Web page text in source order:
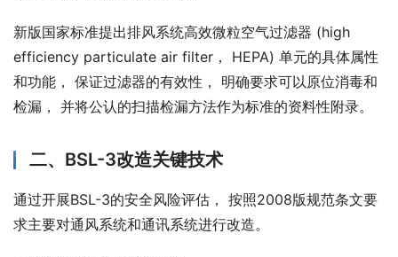
新版国家标准提出排风系统高效微粒空气过滤器 (high
efficiency particulate air filter， HEPA) 单元的具体属性
和功能， 保证过滤器的有效性， 明确要求可以原位消毒和
检漏， 并将公认的扫描检漏方法作为标准的资料性附录。
二、BSL-3改造关键技术
通过开展BSL-3的安全风险评估， 按照2008版规范条文要
求主要对通风系统和通讯系统进行改造。